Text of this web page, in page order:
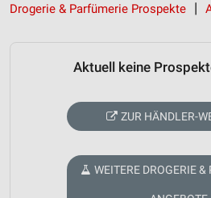
Drogerie & Parfümerie Prospekte
Aktuell keine
ZUR HÄNDLER-
WEITERE DROGERIE &